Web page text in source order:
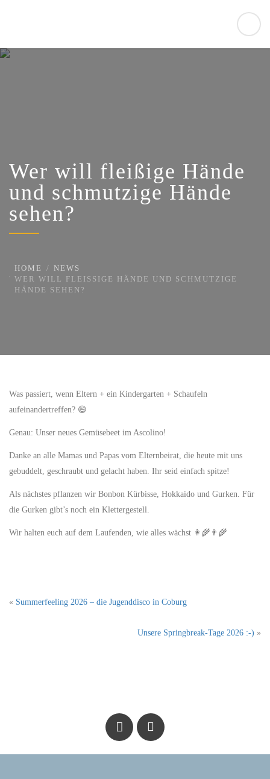
Wer will fleißige Hände
und schmutzige Hände
sehen?
HOME
NEWS
WER WILL FLEISSIGE HÄNDE UND SCHMUTZIGE H
ÄNDE SEHEN?
Was passiert, wenn Eltern + ein Kindergarten + Schaufeln
aufeinandertreffen? 😄
Genau: Unser neues Gemüsebeet im Ascolino!
Danke an alle Mamas und Papas vom Elternbeirat, die heute mit uns
gebuddelt, geschraubt und gelacht haben. Ihr seid einfach spitze!
Als nächstes pflanzen wir Bonbon Kürbisse, Hokkaido und Gurken. Für
die Gurken gibt’s noch ein Klettergestell.
Wir halten euch auf dem Laufenden, wie alles wächst 👩‍🌾👨‍🌾
« Summerfeeling 2026 – die Jugenddisco in Coburg
Unsere Springbreak-Tage 2026 :-) »